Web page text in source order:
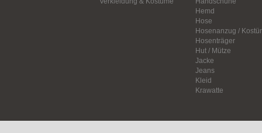
Hemd
Hose
Hosenanzug /
Hosenträger
Hut / Mütze
Jacke
Jeans
Kleid
Krawatte